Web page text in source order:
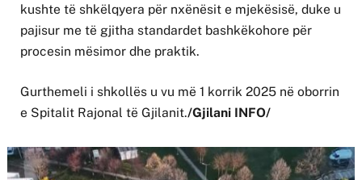
kushte të shkëlqyera për nxënësit e mjekësisë, duke u
pajisur me të gjitha standardet bashkëkohore për
procesin mësimor dhe praktik.
Gurthemeli i shkollës u vu më 1 korrik 2025 në oborrin
e Spitalit Rajonal të Gjilanit./Gjilani INFO/